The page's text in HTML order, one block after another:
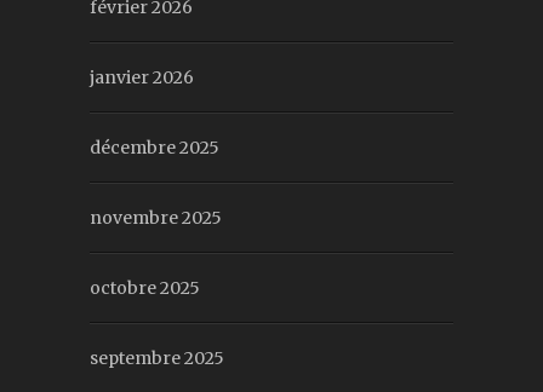
février 2026
janvier 2026
décembre 2025
novembre 2025
octobre 2025
septembre 2025